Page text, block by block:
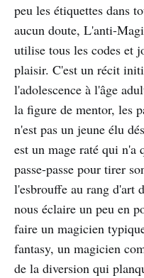
peu les étiquettes dans
aucun doute, L'anti-
utilise tous les codes et
plaisir. C'est un récit
l'adolescence à l'âge
la figure de mentor, les
n'est pas un jeune élu
est un mage raté qui n'a
passe-passe pour tirer
l'esbrouffe au rang d'art
nous éclaire un peu en
faire un magicien
fantasy, un magicien
de la diversion qui